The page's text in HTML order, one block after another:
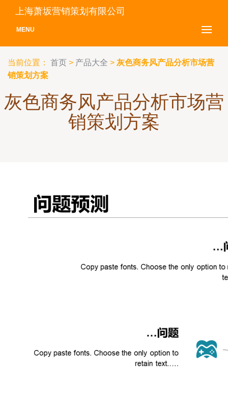
上海萧坂营销策划有限公司
MENU
当前位置： 首页 > 产品大全 > 灰色商务风产品分析市场营
销策划方案
灰色商务风产品分析市场营
销策划方案